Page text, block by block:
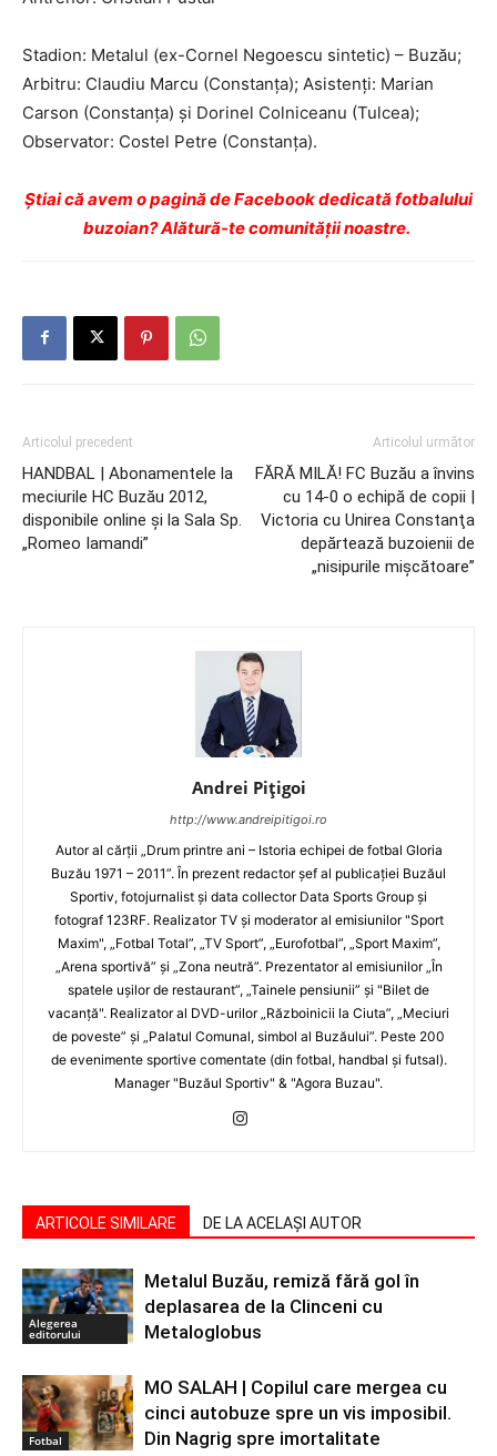
Stadion: Metalul (ex-Cornel Negoescu sintetic) – Buzău;
Arbitru: Claudiu Marcu (Constanţa); Asistenți: Marian
Carson (Constanţa) și Dorinel Colniceanu (Tulcea);
Observator: Costel Petre (Constanţa).
Ştiai că avem o pagină de Facebook dedicată fotbalului
buzoian? Alătură-te comunității noastre.
Articolul precedent
HANDBAL | Abonamentele la
meciurile HC Buzău 2012,
disponibile online şi la Sala Sp.
„Romeo Iamandi”
Articolul următor
FĂRĂ MILĂ! FC Buzău a învins
cu 14-0 o echipă de copii |
Victoria cu Unirea Constanţa
depărtează buzoienii de
„nisipurile mişcătoare”
Andrei Pițigoi
http://www.andreipitigoi.ro
Autor al cărţii „Drum printre ani – Istoria echipei de fotbal Gloria
Buzău 1971 – 2011”. În prezent redactor şef al publicaţiei Buzăul
Sportiv, fotojurnalist şi data collector Data Sports Group şi
fotograf 123RF. Realizator TV şi moderator al emisiunilor "Sport
Maxim", „Fotbal Total”, „TV Sport”, „Eurofotbal”, „Sport Maxim”,
„Arena sportivă” şi „Zona neutră”. Prezentator al emisiunilor „În
spatele uşilor de restaurant”, „Tainele pensiunii” şi "Bilet de
vacanţă". Realizator al DVD-urilor „Războinicii la Ciuta”, „Meciuri
de poveste” şi „Palatul Comunal, simbol al Buzăului”. Peste 200
de evenimente sportive comentate (din fotbal, handbal şi futsal).
Manager "Buzăul Sportiv" & "Agora Buzau".
ARTICOLE SIMILARE DE LA ACELAȘI AUTOR
Alegerea
editorului
Metalul Buzău, remiză fără gol în
deplasarea de la Clinceni cu
Metaloglobus
Fotbal
MO SALAH | Copilul care mergea cu
cinci autobuze spre un vis imposibil.
Din Nagrig spre imortalitate